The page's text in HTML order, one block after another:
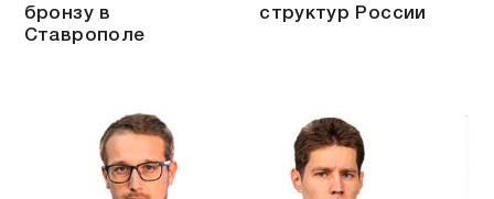
бронзу в
Ставрополе
структур России